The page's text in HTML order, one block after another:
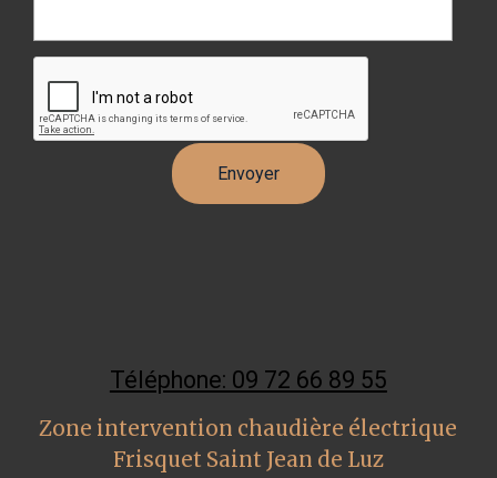
Téléphone: 09 72 66 89 55
Zone intervention chaudière électrique
Frisquet Saint Jean de Luz